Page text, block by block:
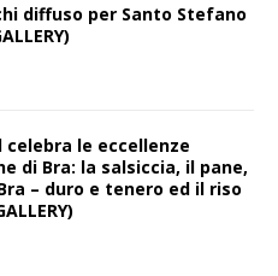
diffuso per Santo Stefano
celebra le eccellenze
di Bra: la salsiccia, il pane,
– duro e tenero ed il riso